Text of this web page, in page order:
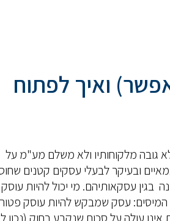
ואיך לפתוח
גובה מלקוחותיו ולא משלם מע"מ על
ובעיקר לבעלי עסקים קטנים
עסקאותיהם. מי יכול להיות עוסק
עסק שמבקש להיות עוסק